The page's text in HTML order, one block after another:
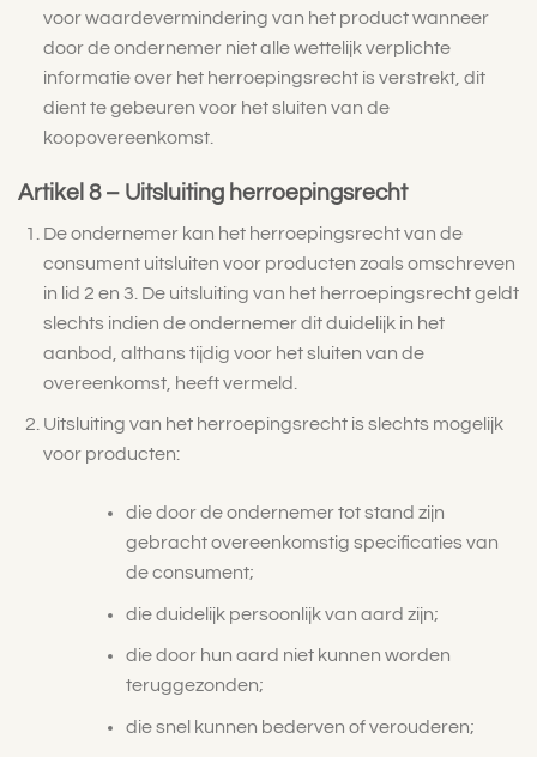
voor waardevermindering van het product wanneer
door de ondernemer niet alle wettelijk verplichte
informatie over het herroepingsrecht is verstrekt, dit
dient te gebeuren voor het sluiten van de
koopovereenkomst.
Artikel 8 – Uitsluiting herroepingsrecht
De ondernemer kan het herroepingsrecht van de
consument uitsluiten voor producten zoals omschreven
in lid 2 en 3. De uitsluiting van het herroepingsrecht geldt
slechts indien de ondernemer dit duidelijk in het
aanbod, althans tijdig voor het sluiten van de
overeenkomst, heeft vermeld.
Uitsluiting van het herroepingsrecht is slechts mogelijk
voor producten:
die door de ondernemer tot stand zijn
gebracht overeenkomstig specificaties van
de consument;
die duidelijk persoonlijk van aard zijn;
die door hun aard niet kunnen worden
teruggezonden;
die snel kunnen bederven of verouderen;